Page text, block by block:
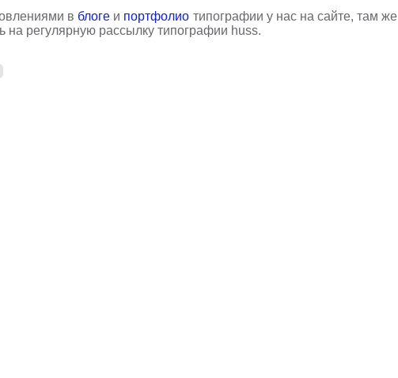
в блоге и портфолио типографии у нас на сайте, там же
на регулярную рассылку типографии huss.